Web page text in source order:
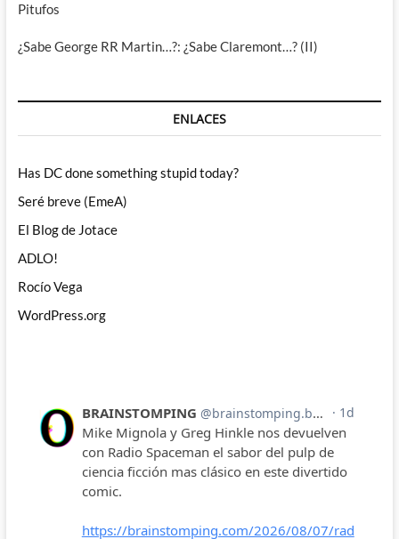
Pitufos
¿Sabe George RR Martin…?: ¿Sabe Claremont…? (II)
ENLACES
Has DC done something stupid today?
Seré breve (EmeA)
El Blog de Jotace
ADLO!
Rocío Vega
WordPress.org